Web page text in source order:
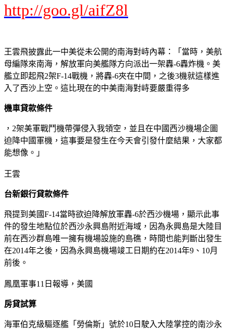
http://goo.gl/aifZ8l
王雲飛披露此一中美從未公開的南海對峙內幕：「當時，美航
母編隊來南海，解放軍向美艦隊方向派出一架轟-6轟炸機。美
艦立即起飛2架F-14戰機，將轟-6夾在中間，之後3機就這樣進
入了西沙上空。這比現在的中美南海對峙要嚴重得多
機車貸款條件
，2架美軍戰鬥機帶彈侵入我領空，並且在中國西沙機場企圖
迫降中國軍機，這事要是發生在今天會引發什麼結果，大家都
能想像。」
王雲
台新銀行貸款條件
飛提到美國F-14當時欲迫降解放軍轟-6於西沙機場，顯示此事
件的發生地點位於西沙永興島附近海域，因為永興島是大陸目
前在西沙群島唯一擁有機場設施的島礁，時間也能判斷出發生
在2014年之後，因為永興島機場竣工日期約在2014年9、10月
前後。
鳳凰軍事11日報導，美國
房貸試算
海軍伯克級驅逐艦「勞倫斯」號於10日駛入大陸掌控的南沙永